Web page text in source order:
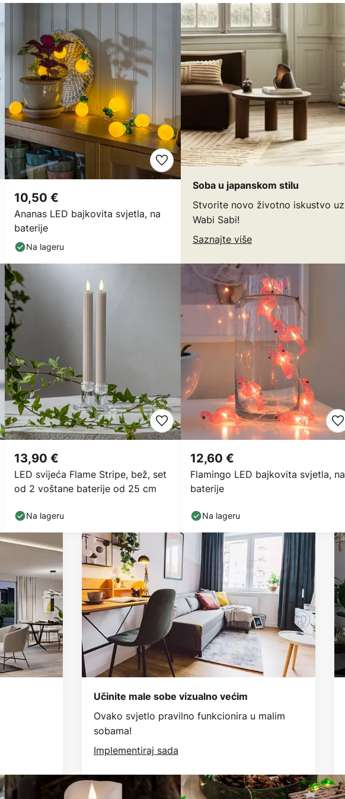
Ananas LED bajkovita svjetla, na
baterije
10,50 €
Na lageru
Soba u japanskom stilu
Stvorite novo životno iskustvo uz
Wabi Sabi!
Saznajte više
LED svijeća Flame Stripe, bež, set
od 2 voštane baterije od 25 cm
13,90 €
Na lageru
Flamingo LED bajkovita svjetla, na
baterije
12,60 €
Na lageru
Učinite male sobe vizualno većim
Ovako svjetlo pravilno funkcionira u malim
sobama!
Implementiraj sada